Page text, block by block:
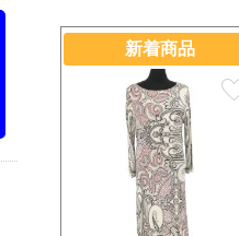
新着商品